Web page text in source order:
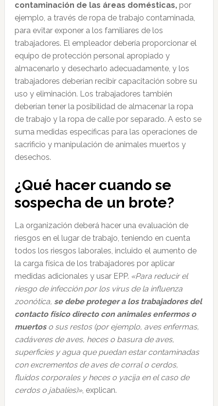
contaminación de las áreas domésticas,por
ejemplo, a través de ropa de trabajo contaminada,
para evitar exponer a los familiares de los
trabajadores. El empleador debería proporcionar el
equipo de protección personal apropiado y
almacenarlo y desecharlo adecuadamente, y los
trabajadores deberían recibir capacitación sobre su
uso y eliminación. Los trabajadores también
deberían tener la posibilidad de almacenar la ropa
de trabajo y la ropa de calle por separado. A esto se
suma medidas específicas para las operaciones de
sacrificio y manipulación de animales muertos y
desechos.
¿Qué hacer cuando se
sospecha de un brote?
La organización deberá hacer una evaluación de
riesgos en el lugar de trabajo, teniendo en cuenta
todos los riesgos laborales, incluido el aumento de
la carga física de los trabajadores por aplicar
medidas adicionales y usar EPP. «Para reducir el
riesgo de infección por los virus de la influenza
zoonótica, se debe proteger a los trabajadores del
contacto físico directo con animales enfermos o
muertoso sus restos (por ejemplo, aves enfermas,
cadáveres de aves, heces o basura de aves,
superficies y agua que puedan estar contaminadas
con excrementos de aves de corral o cerdos,
fluidos corporales y heces o yacija en el caso de
cerdos o jabalíes)», explican.